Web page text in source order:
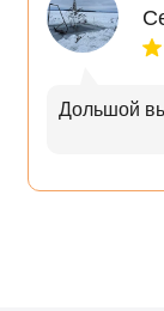
Дольшой